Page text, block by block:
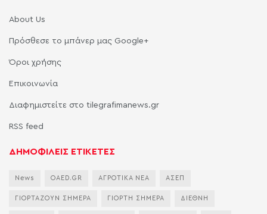
About Us
Πρόσθεσε το μπάνερ μας Google+
Όροι χρήσης
Επικοινωνία
Διαφημιστείτε στο tilegrafimanews.gr
RSS feed
ΔΗΜΟΦΙΛΕΙΣ ΕΤΙΚΕΤΕΣ
News OAED.GR ΑΓΡΟΤΙΚΑ ΝΕΑ ΑΣΕΠ
ΓΙΟΡΤΑΖΟΥΝ ΣΗΜΕΡΑ ΓΙΟΡΤΗ ΣΗΜΕΡΑ ΔΙΕΘΝΗ